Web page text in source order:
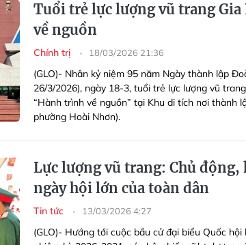
Tuổi trẻ lực lượng vũ trang
về nguồn
Chính trị 18/03/2026 21:36
(GLO)- Nhân kỷ niệm 95 năm Ngày thành lập
26/3/2026), ngày 18-3, tuổi trẻ lực lượng vũ
“Hành trình về nguồn” tại Khu di tích nơi thành
phường Hoài Nhơn).
Lực lượng vũ trang: Chủ
ngày hội lớn của toàn dân
Tin tức 13/03/2026 4:27
(GLO)- Hướng tới cuộc bầu cử đại biểu Quốc